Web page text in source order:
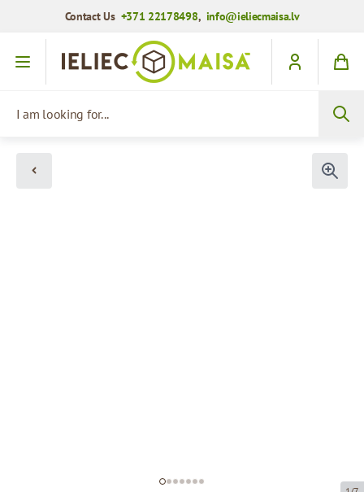
Contact Us +371 22178498, info@ieliecmaisa.lv
Skip to Content